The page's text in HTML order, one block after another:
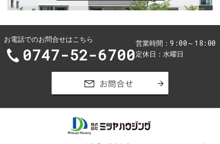
お電話でのお問合せはこちら
0747-52-6700
営業時間 9:00～18:00
定休日 水曜日